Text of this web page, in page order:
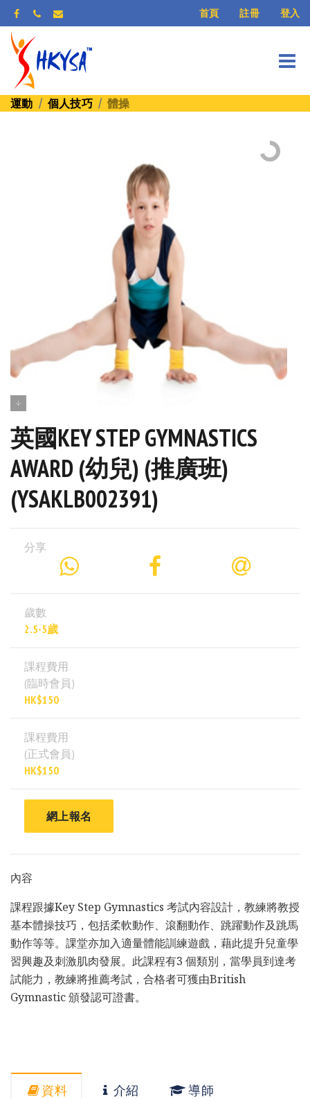
首頁 註冊 登入
運動 個人技巧 體操
英國KEY STEP GYMNASTICS
AWARD (幼兒) (推廣班)
(YSAKLB002391)
分享
歲數
2.5-5歲
課程費用
(臨時會員)
HK$150
課程費用
(正式會員)
HK$150
網上報名
內容
課程跟據Key Step Gymnastics 考試內容設計，教練將教授
基本體操技巧，包括柔軟動作、滾翻動作、跳躍動作及跳馬
動作等等。課堂亦加入適量體能訓練遊戲，藉此提升兒童學
習興趣及刺激肌肉發展。此課程有3 個類別，當學員到達考
試能力，教練將推薦考試，合格者可獲由British
Gymnastic 頒發認可證書。
資料 介紹 導師